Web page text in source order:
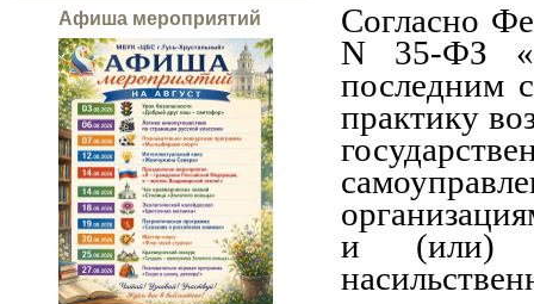
Афиша мероприятий
Согласно
N 35-ФЗ
последним
практику
и (или)